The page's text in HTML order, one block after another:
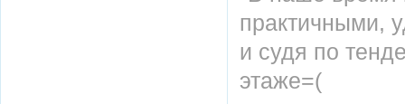
практичными,
и судя по
этаже=(